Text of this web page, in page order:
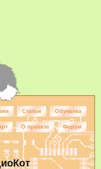
Статьи Обучалка
О проекте Форум